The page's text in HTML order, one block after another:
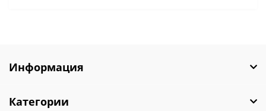
Информация
Категории